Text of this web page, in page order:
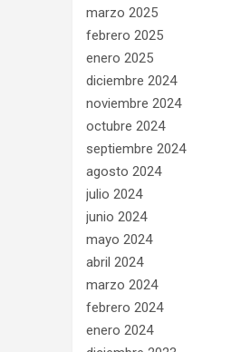
marzo 2025
febrero 2025
enero 2025
diciembre 2024
noviembre 2024
octubre 2024
septiembre 2024
agosto 2024
julio 2024
junio 2024
mayo 2024
abril 2024
marzo 2024
febrero 2024
enero 2024